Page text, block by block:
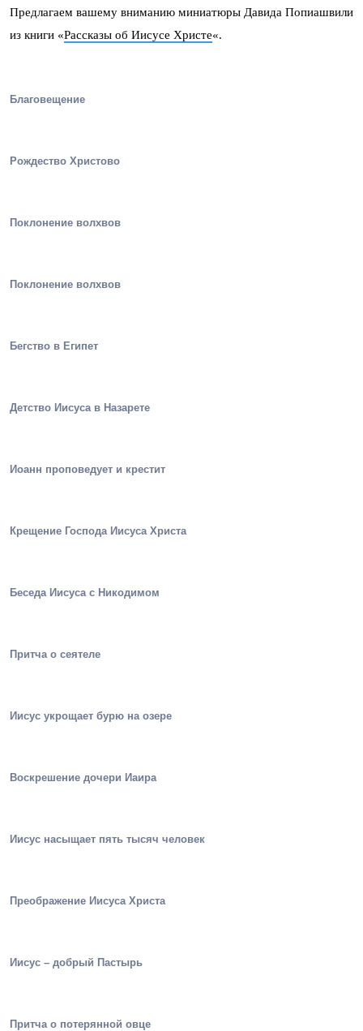
Предлагаем вашему вниманию миниатюры Давида Попиашвили
из книги «Рассказы об Иисусе Христе«.
Благовещение
Рождество Христово
Поклонение волхвов
Поклонение волхвов
Бегство в Египет
Детство Иисуса в Назарете
Иоанн проповедует и крестит
Крещение Господа Иисуса Христа
Беседа Иисуса с Никодимом
Притча о сеятеле
Иисус укрощает бурю на озере
Воскрешение дочери Иаира
Иисус насыщает пять тысяч человек
Преображение Иисуса Христа
Иисус – добрый Пастырь
Притча о потерянной овце